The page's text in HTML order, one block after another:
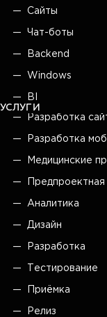
Сайты
Чат-боты
Backend
Windows
BI
УСЛУГИ
Разработка
Разработка
Медицинские
Аналитика
Дизайн
Разработка
Тестирование
Приёмка
Релиз